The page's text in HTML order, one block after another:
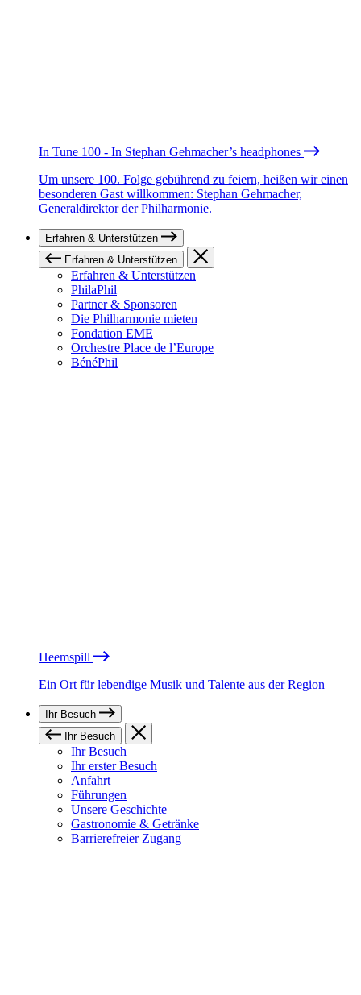
In Tune 100 - In Stephan Gehmacher’s headphones
Um unsere 100. Folge gebührend zu feiern, heißen wir einen
besonderen Gast willkommen: Stephan Gehmacher,
Generaldirektor der Philharmonie.
Erfahren & Unterstützen
Erfahren & Unterstützen
Erfahren & Unterstützen
PhilaPhil
Partner & Sponsoren
Die Philharmonie mieten
Fondation EME
Orchestre Place de l’Europe
BénéPhil
Heemspill
Ein Ort für lebendige Musik und Talente aus der Region
Ihr Besuch
Ihr Besuch
Ihr Besuch
Ihr erster Besuch
Anfahrt
Führungen
Unsere Geschichte
Gastronomie & Getränke
Barrierefreier Zugang